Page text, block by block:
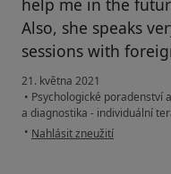
Also, she speaks
sessions with
21. května 2021
• Psychologické poradenství
a diagnostika - individuální
• podle názoru uživatele NK
Nahlásit zneužití